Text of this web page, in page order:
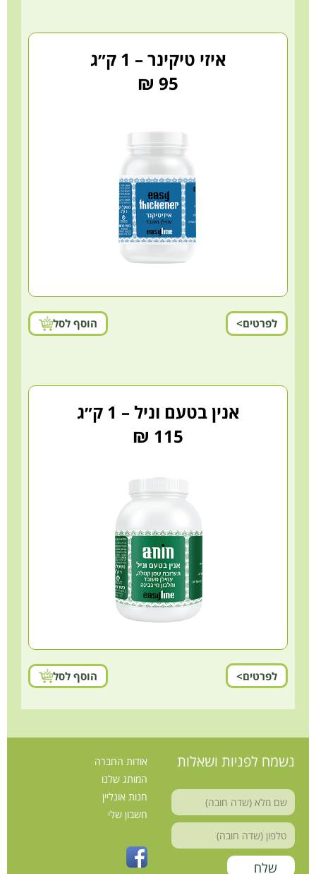
איזי טיקינר – 1 ק״ג
95 ₪
לפרטים> הוסף לסל
אנין בטעם וניל – 1 ק״ג
115 ₪
לפרטים> הוסף לסל
נשמח לפניות ושאלות
אודות החברה
המותג שלנו
חנות אונליין
חשבון שלי